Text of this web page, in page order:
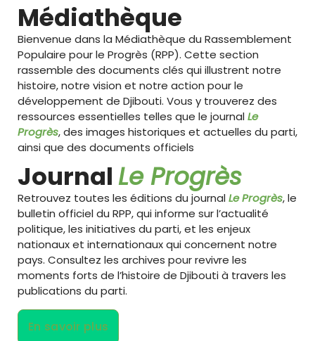
Médiathèque
Bienvenue dans la Médiathèque du Rassemblement
Populaire pour le Progrès (RPP). Cette section
rassemble des documents clés qui illustrent notre
histoire, notre vision et notre action pour le
développement de Djibouti. Vous y trouverez des
ressources essentielles telles que le journalLe
Progrès, des images historiques et actuelles du parti,
ainsi que des documents officiels
JournalLe Progrès
Retrouvez toutes les éditions du journalLe Progrès, le
bulletin officiel du RPP, qui informe sur l’actualité
politique, les initiatives du parti, et les enjeux
nationaux et internationaux qui concernent notre
pays. Consultez les archives pour revivre les
moments forts de l’histoire de Djibouti à travers les
publications du parti.
En savoir plus